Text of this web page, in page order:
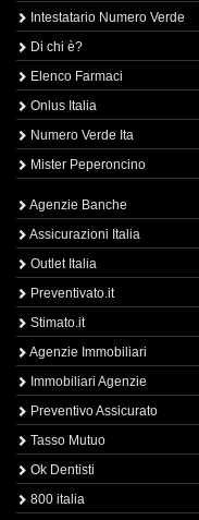
Intestatario Numero Verde
Di chi è?
Elenco Farmaci
Onlus Italia
Numero Verde Ita
Mister Peperoncino
Agenzie Banche
Assicurazioni Italia
Outlet Italia
Preventivato.it
Stimato.it
Agenzie Immobiliari
Immobiliari Agenzie
Preventivo Assicurato
Tasso Mutuo
Ok Dentisti
800 italia